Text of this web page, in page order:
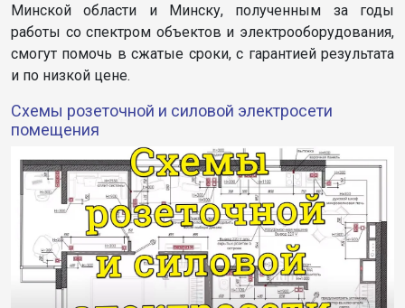
Минской области и Минску, полученным за годы
работы со спектром объектов и электрооборудования,
смогут помочь в сжатые сроки, с гарантией результата
и по низкой цене.
Cхемы розеточной и силовой электросети
помещения